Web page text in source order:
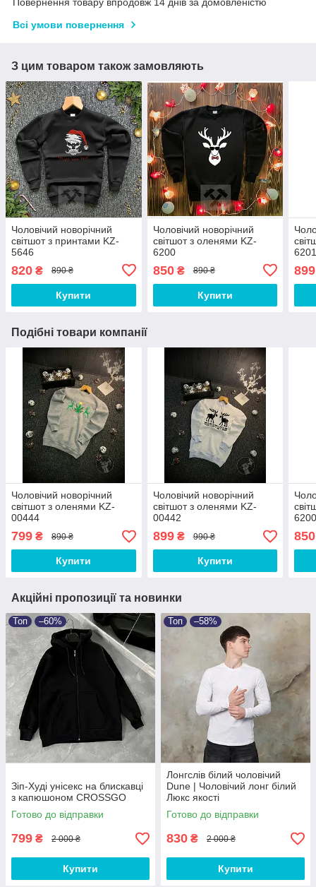
Повернення товару впродовж 14 днів за домовленістю
Всі умови повернення
З цим товаром також замовляють
Чоловічий новорічний
світшот з принтами KZ-
5646
820 ₴ 890 ₴
Купити
Чоловічий новорічний
світшот з оленями KZ-
6200
850₴ 890 ₴
Купити
899
Подібні товари компанії
Чоловічий новорічний
світшот з оленями KZ-
00444
799 ₴ 890 ₴
Купити
Чоловічий новорічний
світшот з оленями KZ-
00442
899₴ 990 ₴
Купити
850
Акційні пропозиції та новинки
Топ –60%
Зіп-Худі унісекс на блискавці
з капюшоном CROSSGO
Готово до відправки
799 ₴ 2 000 ₴
Купити
Топ –58%
Лонгслів білий чоловічий
Dune | Чоловічий лонг білий
Люкс якості
Готово до відправки
830 ₴ 2 000 ₴
Купити